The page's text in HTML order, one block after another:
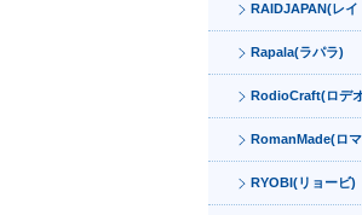
RAIDJAPAN(レイ
Rapala(ラパラ)
RodioCraft(ロデ
RomanMade(ロ
RYOBI(リョービ)